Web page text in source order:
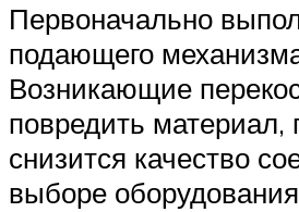
Первоначально
подающего
Возникающие
повредить материал,
снизится качество
выборе